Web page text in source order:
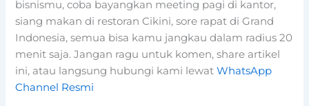
bisnismu, coba bayangkan meeting pagi di kantor,
siang makan di restoran Cikini, sore rapat di Grand
Indonesia, semua bisa kamu jangkau dalam radius 20
menit saja. Jangan ragu untuk komen, share artikel
ini, atau langsung hubungi kami lewatWhatsApp
Channel Resmi